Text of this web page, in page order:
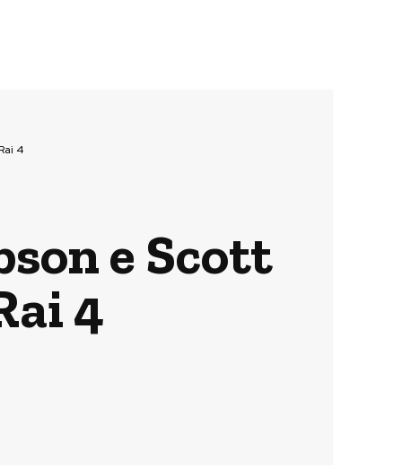
4
e Scott
4